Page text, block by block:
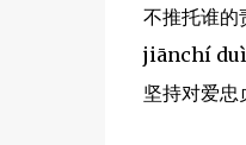
不推托谁的
jiānchí
坚持对爱忠